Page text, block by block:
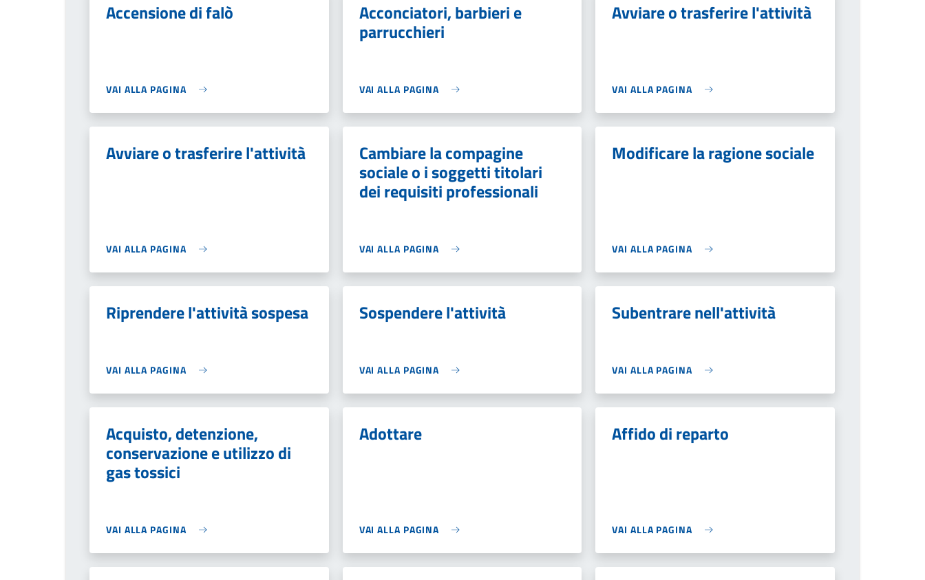
Accensione di falò
VAI ALLA PAGINA
Acconciatori, barbieri e
parrucchieri
VAI ALLA PAGINA
Avviare o trasferire l'attività
VAI ALLA PAGINA
Avviare o trasferire l'attività
VAI ALLA PAGINA
Cambiare la compagine
sociale o i soggetti titolari
dei requisiti professionali
VAI ALLA PAGINA
Modificare la ragione sociale
VAI ALLA PAGINA
Riprendere l'attività sospesa
VAI ALLA PAGINA
Sospendere l'attività
VAI ALLA PAGINA
Subentrare nell'attività
VAI ALLA PAGINA
Acquisto, detenzione,
conservazione e utilizzo di
gas tossici
VAI ALLA PAGINA
Adottare
VAI ALLA PAGINA
Affido di reparto
VAI ALLA PAGINA